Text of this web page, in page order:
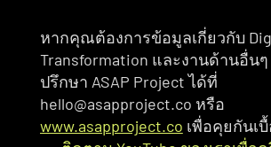
หากคุณต้องการข้อมูลเกี่ยวกับ
Transformation และงานด้านอื่น
ปรึกษา ASAP Project ได้ที่
www.asapproject.co เพื่อคุยกันเ